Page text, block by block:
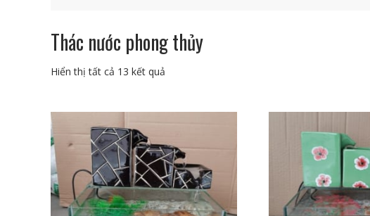
Thác nước phong thủy
Hiển thị tất cả 13 kết quả